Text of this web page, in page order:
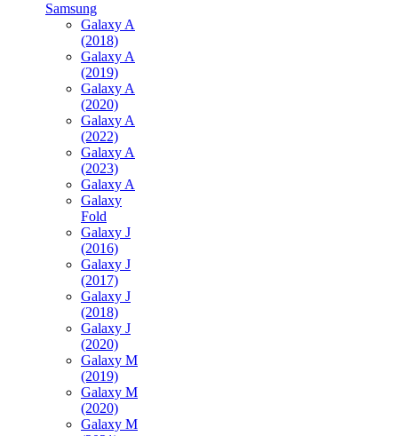
Samsung
Galaxy A
(2018)
Galaxy A
(2019)
Galaxy A
(2020)
Galaxy A
(2022)
Galaxy A
(2023)
Galaxy A
Galaxy
Fold
Galaxy J
(2016)
Galaxy J
(2017)
Galaxy J
(2018)
Galaxy J
(2020)
Galaxy M
(2019)
Galaxy M
(2020)
Galaxy M